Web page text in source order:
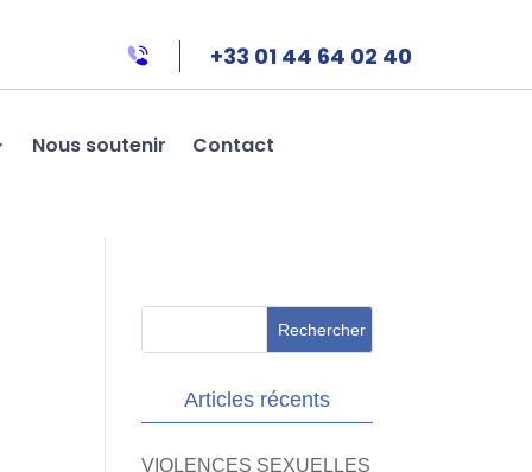
+33 01 44 64 02 40
Nous soutenir Contact
Articles récents
VIOLENCES SEXUELLES